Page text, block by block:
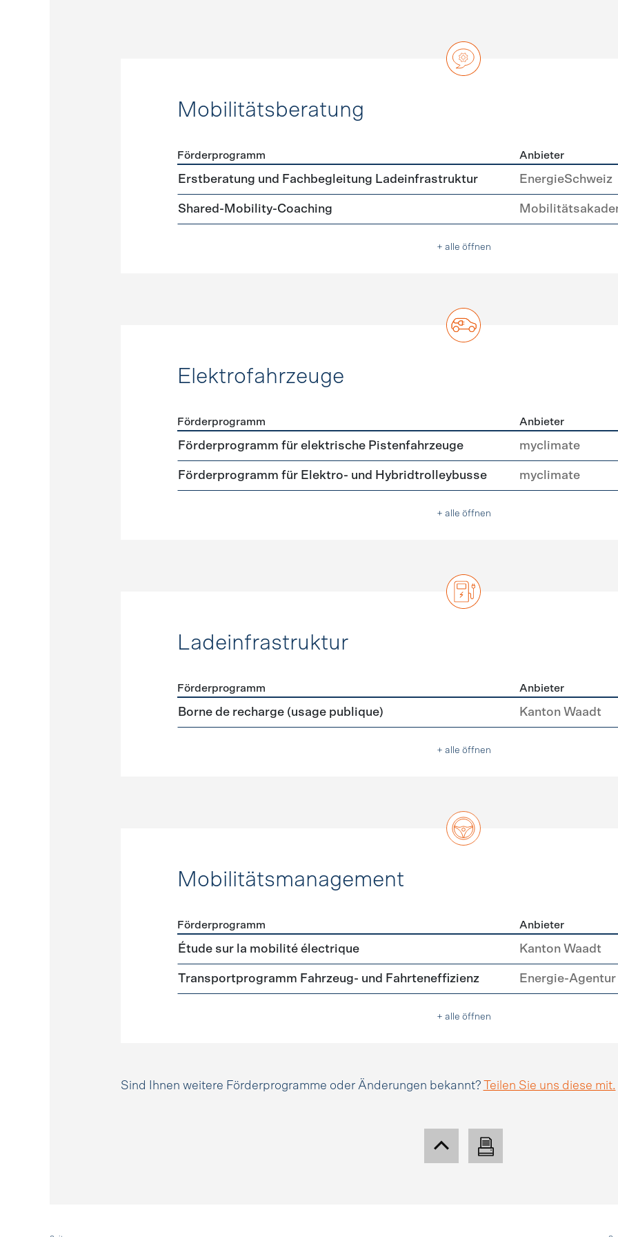
Mobilitätsberatung
Förderprogramme Mobilitätsberatung
Förderprogramm Anbieter
Erstberatung und Fachbegleitung Ladeinfrastruktur EnergieSchweiz
Shared-Mobility-Coaching
+ alle öffnen
Elektrofahrzeuge
Förderprogramme Elektrofahrzeuge
Förderprogramm Anbieter
Förderprogramm für elektrische Pistenfahrzeuge myclimate
Förderprogramm für Elektro- und Hybridtrolleybusse myclimate
+ alle öffnen
Ladeinfrastruktur
Förderprogramme Ladeinfrastruktur
Förderprogramm Anbieter
Borne de recharge (usage publique) Kanton Waadt
+ alle öffnen
Mobilitätsmanagement
Förderprogramme Mobilitätsmanagement
Förderprogramm Anbieter
Étude sur la mobilité électrique Kanton Waadt
Transportprogramm Fahrzeug- und Fahrteneffizienz Energie-
+ alle öffnen
Sind Ihnen weitere Förderprogramme oder Änderungen bekannt? Teilen Sie uns diese mit.